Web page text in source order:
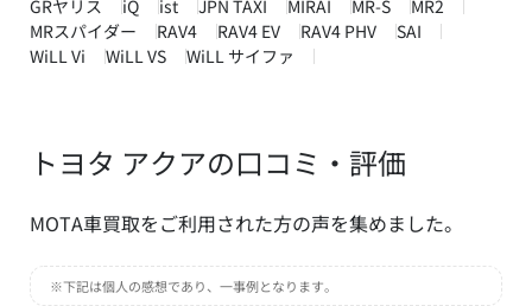
GRヤリス
iQ ist JPN TAXI MIRAI MR-S
MR2
MRスパイダー
RAV4 RAV4 EV RAV4 PHV
SAI
WiLL Vi
WiLL VS WiLL サイファ
トヨタ アクアの口コミ・評価
MOTA車買取をご利用された方の声を集めました。
※下記は個人の感想であり、一事例となります。